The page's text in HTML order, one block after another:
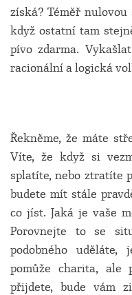
získá? Téměř
když ostatní tam
pívo zdarma.
racionální a logická
Řekněme, že máte
Víte, že když si
splatíte, nebo ztratíte
budete mít stále
co jíst. Jaká je vaše
Porovnejte to se
podobného
pomůže charita,
přijdete, bude vám